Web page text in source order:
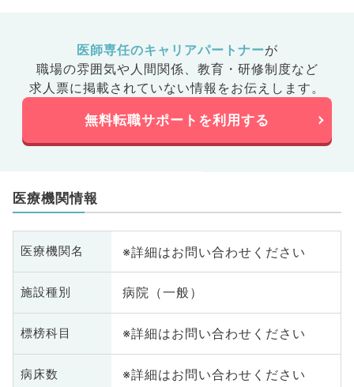
医師専任のキャリアパートナーが
職場の雰囲気や人間関係、 教育・研修制度など
求人票に掲載されていない情報をお伝えします。
無料転職サポートを利用する
医療機関情報
医療機関名 ※詳細はお問い合わせください
施設種別 病院（一般）
標榜科目 ※詳細はお問い合わせください
病床数 ※詳細はお問い合わせください